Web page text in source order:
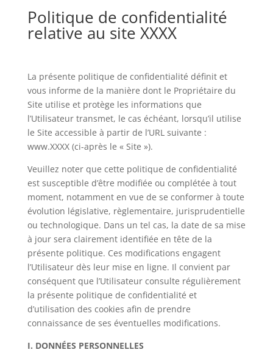
Politique de confidentialité
relative au site XXXX
La présente politique de confidentialité définit et
vous informe de la manière dont le Propriétaire du
Site utilise et protège les informations que
l’Utilisateur transmet, le cas échéant, lorsqu’il utilise
le Site accessible à partir de l’URL suivante :
www.XXXX (ci-après le « Site »).
Veuillez noter que cette politique de confidentialité
est susceptible d’être modifiée ou complétée à tout
moment, notamment en vue de se conformer à toute
évolution législative, règlementaire, jurisprudentielle
ou technologique. Dans un tel cas, la date de sa mise
à jour sera clairement identifiée en tête de la
présente politique. Ces modifications engagent
l’Utilisateur dès leur mise en ligne. Il convient par
conséquent que l’Utilisateur consulte régulièrement
la présente politique de confidentialité et
d’utilisation des cookies afin de prendre
connaissance de ses éventuelles modifications.
I. DONNÉES PERSONNELLES